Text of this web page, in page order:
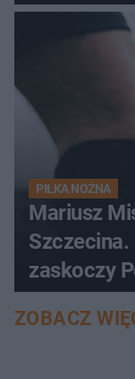
PIŁKA NOŻNA
Mariusz
zaskoczy
ZOBACZ